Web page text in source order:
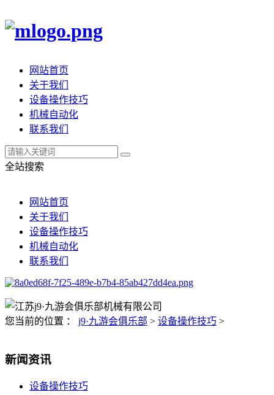
网站首页
关于我们
设备操作技巧
机械自动化
联系我们
全站搜索
网站首页
关于我们
设备操作技巧
机械自动化
联系我们
您当前的位置 ： j9·九游会俱乐部 > 设备操作技巧 >
新闻资讯
设备操作技巧